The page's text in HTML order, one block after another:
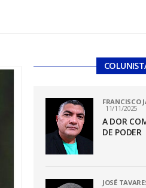
FRANCISCO
11/11/2025
A DOR
DE PODER
JOSÉ